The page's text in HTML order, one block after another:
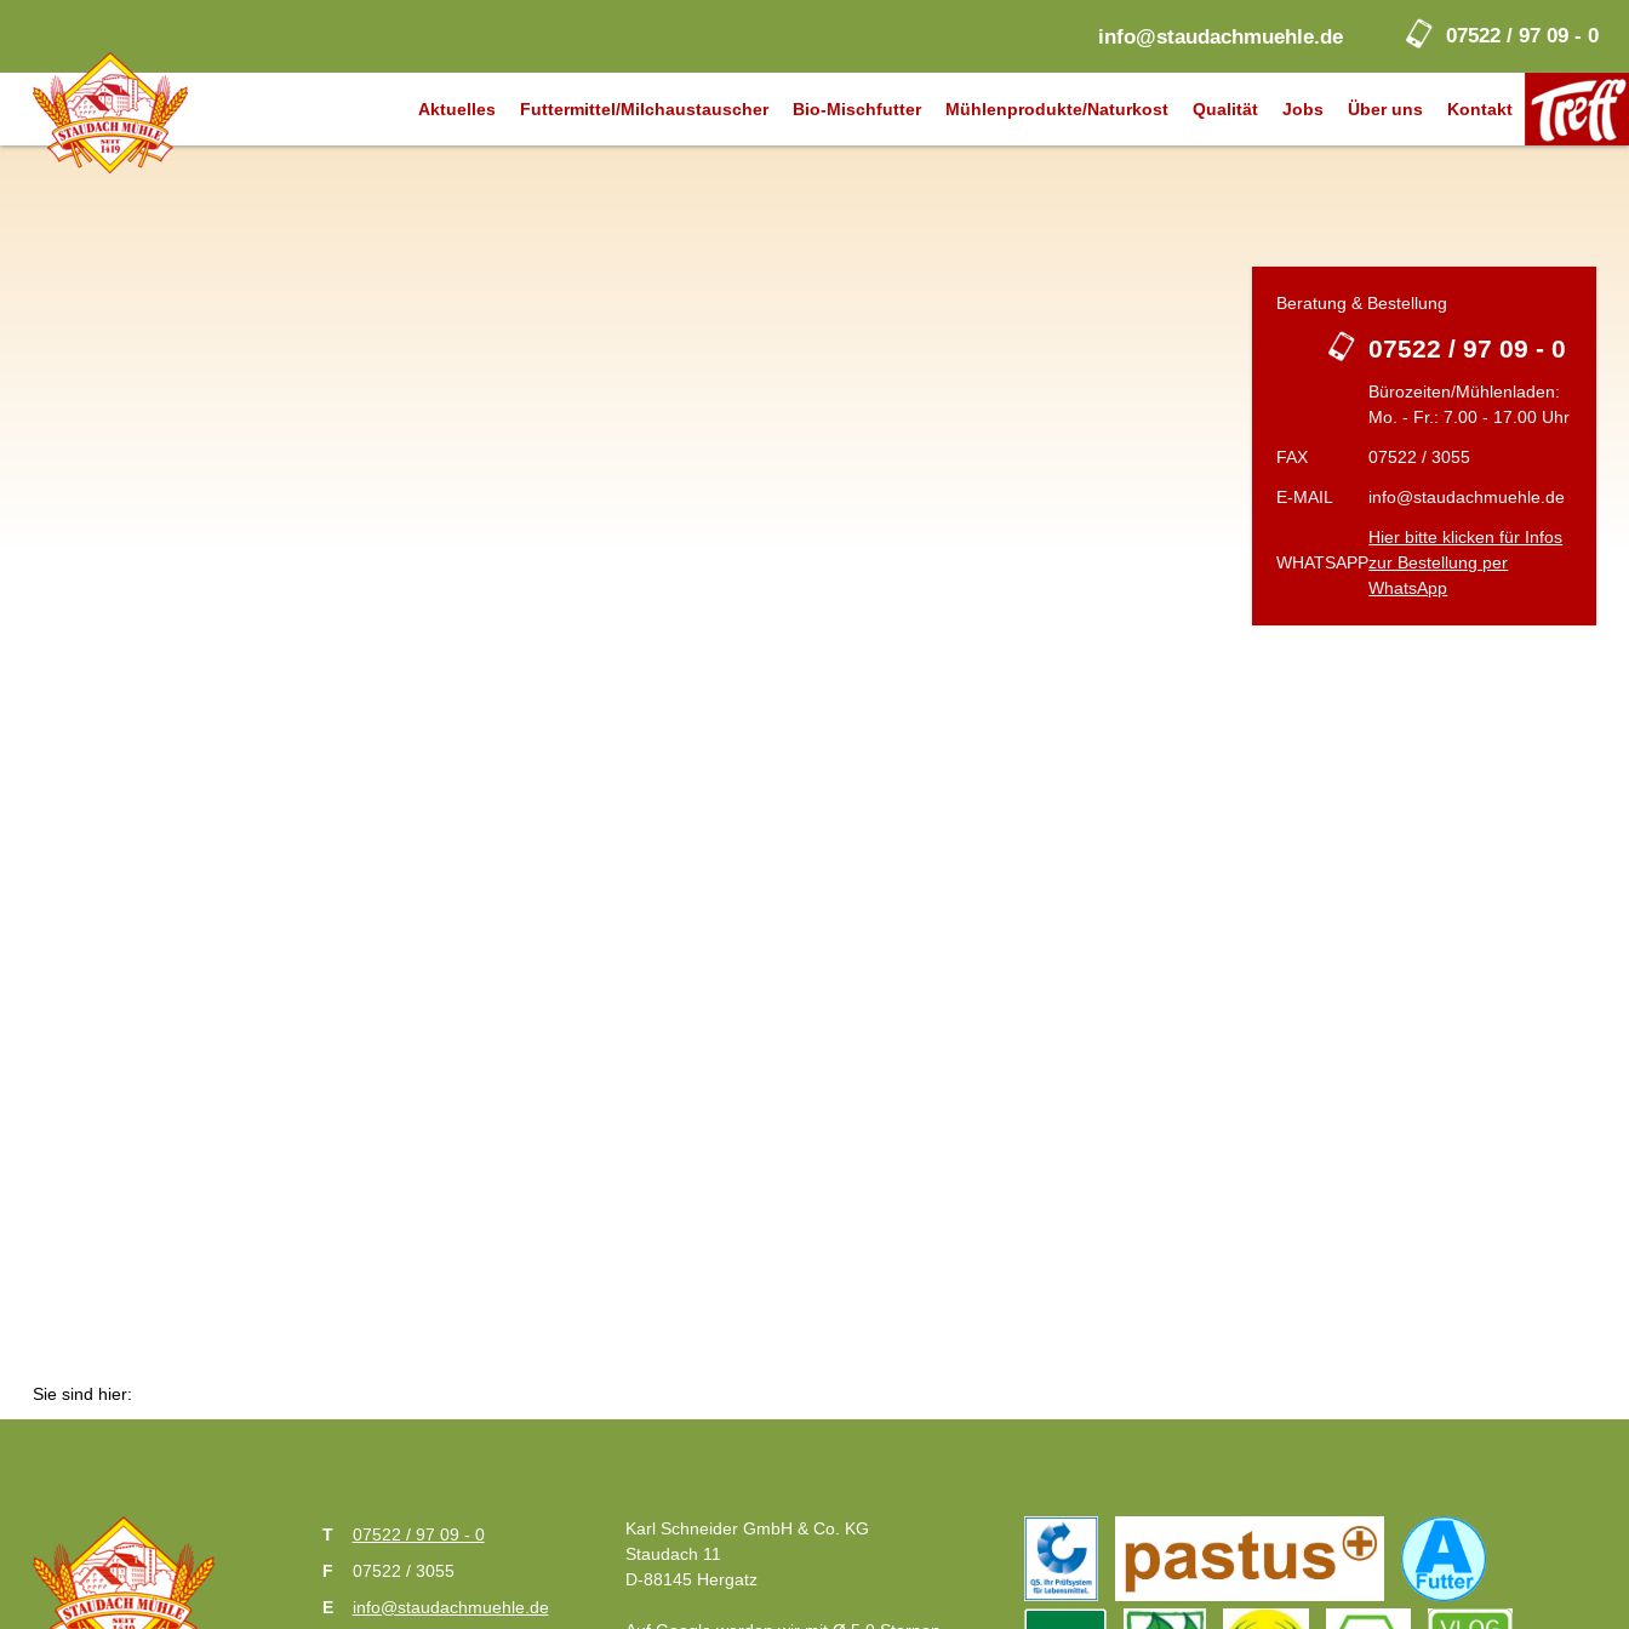
info@staudachmuehle.de 07522 / 97 09 - 0
Aktuelles Futtermittel/Milchaustauscher Bio-Mischfutter Mühlenprodukte/Naturkost Qualität Jobs Über uns Kontakt
Beratung & Bestellung
07522 / 97 09 - 0
Bürozeiten/Mühlenladen:
Mo. - Fr.: 7.00 - 17.00 Uhr
FAX 07522 / 3055
E-MAIL info@staudachmuehle.de
WHATSAPP
Hier bitte klicken für Infos
zur Bestellung per
WhatsApp
Sie sind hier:
07522 / 97 09 - 0
07522 / 3055
info@staudachmuehle.de
Karl Schneider GmbH & Co. KG
Staudach 11
D-88145 Hergatz